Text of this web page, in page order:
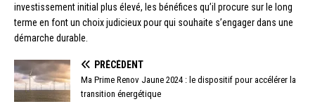
investissement initial plus élevé, les bénéfices qu’il procure sur le long
terme en font un choix judicieux pour qui souhaite s’engager dans une
démarche durable.
PRÉCÉDENT
Ma Prime Renov Jaune 2024 : le dispositif pour accélérer la
transition énergétique